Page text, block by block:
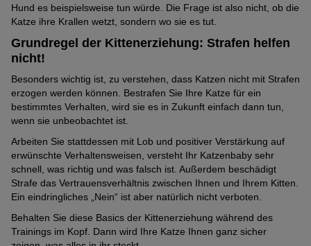
Hund es beispielsweise tun würde. Die Frage ist also nicht, ob die
Katze ihre Krallen wetzt, sondern wo sie es tut.
Grundregel der Kittenerziehung: Strafen helfen
nicht!
Besonders wichtig ist, zu verstehen, dass Katzen nicht mit Strafen
erzogen werden können. Bestrafen Sie Ihre Katze für ein
bestimmtes Verhalten, wird sie es in Zukunft einfach dann tun,
wenn sie unbeobachtet ist.
Arbeiten Sie stattdessen mit Lob und positiver Verstärkung auf
erwünschte Verhaltensweisen, versteht Ihr Katzenbaby sehr
schnell, was richtig und was falsch ist. Außerdem beschädigt
Strafe das Vertrauensverhältnis zwischen Ihnen und Ihrem Kitten.
Ein eindringliches „Nein“ ist aber natürlich nicht verboten.
Behalten Sie diese Basics der Kittenerziehung während des
Trainings im Kopf. Dann wird Ihre Katze Ihnen ganz sicher